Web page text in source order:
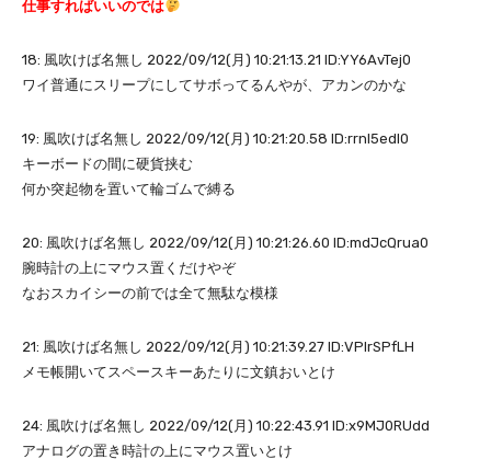
仕事すればいいのでは
18: 風吹けば名無し 2022/09/12(月) 10:21:13.21 ID:YY6AvTej0
ワイ普通にスリープにしてサボってるんやが、アカンのかな
19: 風吹けば名無し 2022/09/12(月) 10:21:20.58 ID:rrnl5edl0
キーボードの間に硬貨挟む
何か突起物を置いて輪ゴムで縛る
20: 風吹けば名無し 2022/09/12(月) 10:21:26.60 ID:mdJcQrua0
腕時計の上にマウス置くだけやぞ
なおスカイシーの前では全て無駄な模様
21: 風吹けば名無し 2022/09/12(月) 10:21:39.27 ID:VPIrSPfLH
メモ帳開いてスペースキーあたりに文鎮おいとけ
24: 風吹けば名無し 2022/09/12(月) 10:22:43.91 ID:x9MJ0RUdd
アナログの置き時計の上にマウス置いとけ